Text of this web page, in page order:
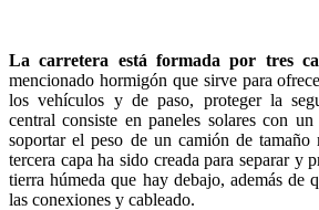
La carretera está formada por tres
mencionado hormigón que sirve para
los vehículos y de paso, proteger la
central consiste en paneles solares con
soportar el peso de un camión de
tercera capa ha sido creada para separar y
tierra húmeda que hay debajo, además de
las conexiones y cableado.